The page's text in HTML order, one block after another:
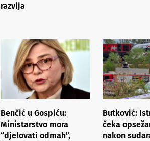
razvija
Benčić u Gospiću:
Ministarstvo mora
“djelovati odmah”,
Butković:
čeka
nakon